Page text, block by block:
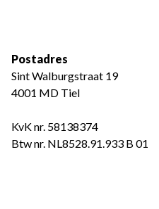
Postadres
Sint Walburgstraat 19
4001 MD Tiel
KvK nr. 58138374
Btw nr. NL8528.91.933 B 01